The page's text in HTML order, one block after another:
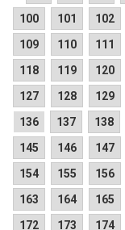
100
101 102
109
110 111
118
119 120
127
128 129
136
137 138
145
146 147
154
155 156
163
164 165
172
173 174